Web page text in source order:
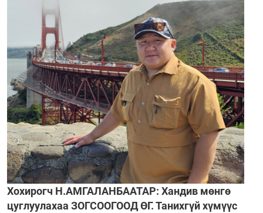
Хохирогч Н.АМГАЛАНБААТАР: Хандив мөнгө
цуглуулахаа ЗОГСООГООД ӨГ. Танихгүй хүмүүс